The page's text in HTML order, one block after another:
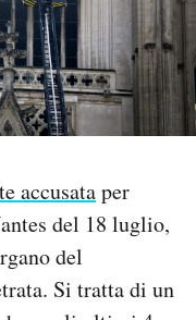
accusataper
del 18 luglio,
del
Si tratta di un